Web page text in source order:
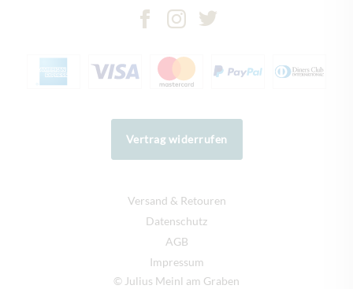
Vertrag widerrufen
Versand & Retouren
Datenschutz
AGB
Impressum
© Julius Meinl am Graben